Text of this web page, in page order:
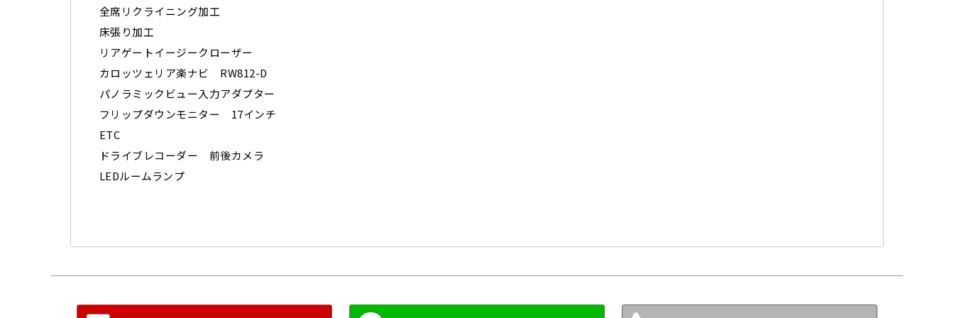
全席リクライニング加工
床張り加工
リアゲートイージークローザー
カロッツェリア楽ナビ RW812-D
パノラミックビュー入力アダプター
フリップダウンモニター 17インチ
ETC
ドライブレコーダー 前後カメラ
LEDルームランプ